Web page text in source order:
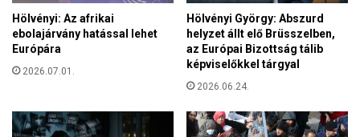
e
e
t
a
z
l
k
ü
l
i
z
Hölvényi: Az afrikai
ebolajárvány hatással lehet
Európára
2026.07.01.
Hölvényi György: Abszurd
helyzet állt elő Brüsszelben,
az Európai Bizottság tálib
képviselőkkel tárgyal
2026.06.24.